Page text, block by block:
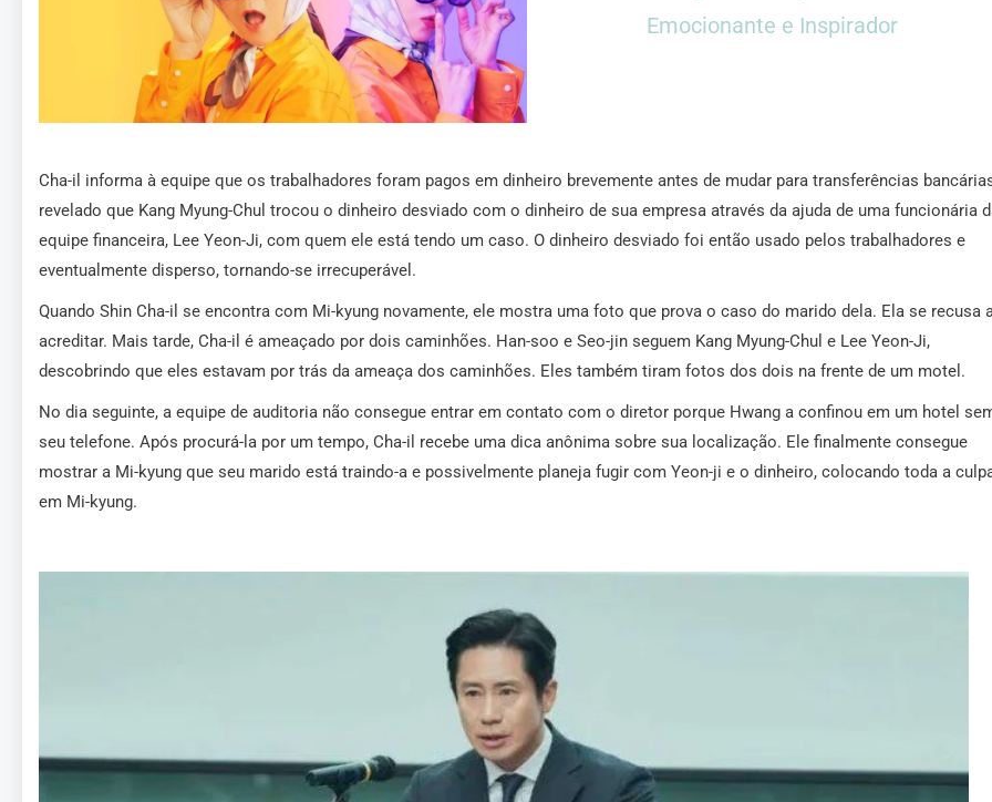
Emocionante e Inspirador
Cha-il informa à equipe que os trabalhadores foram pagos em dinheiro brevemente antes de mudar para transferências
revelado que Kang Myung-Chul trocou o dinheiro desviado com o dinheiro de sua empresa através da ajuda de uma funcionária
equipe financeira, Lee Yeon-Ji, com quem ele está tendo um caso. O dinheiro desviado foi então usado pelos trabalhadores e
eventualmente disperso, tornando-se irrecuperável.
Quando Shin Cha-il se encontra com Mi-kyung novamente, ele mostra uma foto que prova o caso do marido dela. Ela se recusa
acreditar. Mais tarde, Cha-il é ameaçado por dois caminhões. Han-soo e Seo-jin seguem Kang Myung-Chul e Lee Yeon-Ji,
descobrindo que eles estavam por trás da ameaça dos caminhões. Eles também tiram fotos dos dois na frente de um motel.
No dia seguinte, a equipe de auditoria não consegue entrar em contato com o diretor porque Hwang a confinou em um hotel
seu telefone. Após procurá-la por um tempo, Cha-il recebe uma dica anônima sobre sua localização. Ele finalmente consegue
mostrar a Mi-kyung que seu marido está traindo-a e possivelmente planeja fugir com Yeon-ji e o dinheiro, colocando toda a
em Mi-kyung.